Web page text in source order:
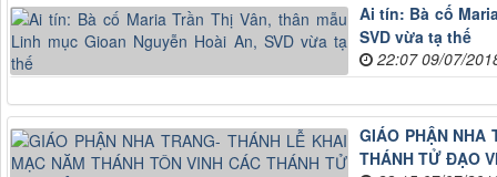
Ai tín: Bà cố
SVD vừa tạ thế
22:07 09/07/
GIÁO PHẬN NHA
THÁNH TỬ ĐẠO